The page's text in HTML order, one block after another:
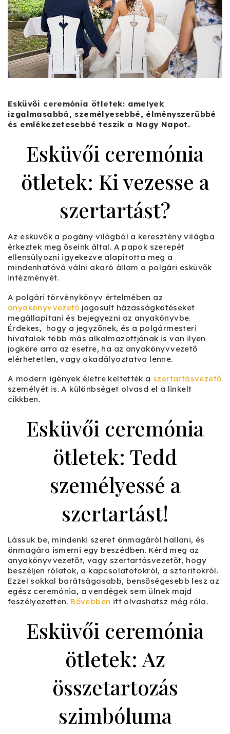
Esküvői ceremónia ötletek: amelyek
izgalmasabbá, személyesebbé, élményszerűbbé
és emlékezetesebbé teszik a Nagy Napot.
Esküvői ceremónia
ötletek: Ki vezesse a
szertartást?
Az esküvők a pogány világból a keresztény világba
érkeztek meg őseink által. A papok szerepét
ellensúlyozni igyekezve alapította meg a
mindenhatóvá válni akaró állam a polgári esküvők
intézményét.
A polgári törvénykönyv értelmében az
anyakönyvvezető jogosult házasságkötéseket
megállapítani és bejegyezni az anyakönyvbe.
Érdekes, hogy a jegyzőnek, és a polgármesteri
hivatalok több más alkalmazottjának is van ilyen
jogköre arra az esetre, ha az anyakönyvvezető
elérhetetlen, vagy akadályoztatva lenne.
A modern igények életre keltették a szertartásvezető
személyét is. A különbséget olvasd el a linkelt
cikkben.
Esküvői ceremónia
ötletek: Tedd
személyessé a
szertartást!
Lássuk be, mindenki szeret önmagáról hallani, és
önmagára ismerni egy beszédben. Kérd meg az
anyakönyvvezetőt, vagy szertartásvezetőt, hogy
beszéljen rólatok, a kapcsolatotokról, a sztoritokról.
Ezzel sokkal barátságosabb, bensőségesebb lesz az
egész ceremónia, a vendégek sem ülnek majd
feszélyezetten. Bővebben itt olvashatsz még róla.
Esküvői ceremónia
ötletek: Az
összetartozás
szimbóluma